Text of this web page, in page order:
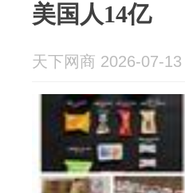
美国人14亿
天下网商 2026-07-13